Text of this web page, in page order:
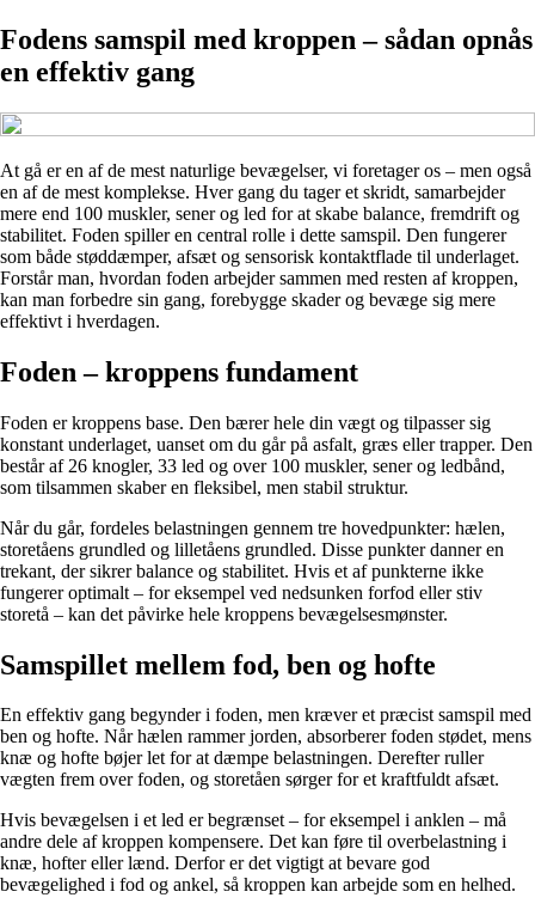
Fodens samspil med kroppen – sådan opnås
en effektiv gang
At gå er en af de mest naturlige bevægelser, vi foretager os – men også
en af de mest komplekse. Hver gang du tager et skridt, samarbejder
mere end 100 muskler, sener og led for at skabe balance, fremdrift og
stabilitet. Foden spiller en central rolle i dette samspil. Den fungerer
som både støddæmper, afsæt og sensorisk kontaktflade til underlaget.
Forstår man, hvordan foden arbejder sammen med resten af kroppen,
kan man forbedre sin gang, forebygge skader og bevæge sig mere
effektivt i hverdagen.
Foden – kroppens fundament
Foden er kroppens base. Den bærer hele din vægt og tilpasser sig
konstant underlaget, uanset om du går på asfalt, græs eller trapper. Den
består af 26 knogler, 33 led og over 100 muskler, sener og ledbånd,
som tilsammen skaber en fleksibel, men stabil struktur.
Når du går, fordeles belastningen gennem tre hovedpunkter: hælen,
storetåens grundled og lilletåens grundled. Disse punkter danner en
trekant, der sikrer balance og stabilitet. Hvis et af punkterne ikke
fungerer optimalt – for eksempel ved nedsunken forfod eller stiv
storetå – kan det påvirke hele kroppens bevægelsesmønster.
Samspillet mellem fod, ben og hofte
En effektiv gang begynder i foden, men kræver et præcist samspil med
ben og hofte. Når hælen rammer jorden, absorberer foden stødet, mens
knæ og hofte bøjer let for at dæmpe belastningen. Derefter ruller
vægten frem over foden, og storetåen sørger for et kraftfuldt afsæt.
Hvis bevægelsen i et led er begrænset – for eksempel i anklen – må
andre dele af kroppen kompensere. Det kan føre til overbelastning i
knæ, hofter eller lænd. Derfor er det vigtigt at bevare god
bevægelighed i fod og ankel, så kroppen kan arbejde som en helhed.